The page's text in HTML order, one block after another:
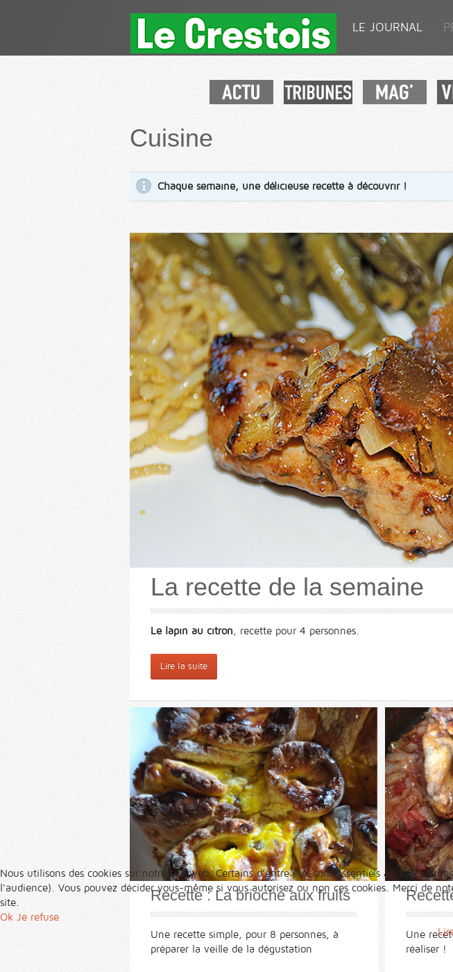
LE JOURNAL
Cuisine
Chaque semaine, une délicieuse recette à découvrir !
La recette de la semaine
Le lapin au citron , recette pour 4 personnes.
Lire la suite
Recette : La brioche aux fruits
Une recette simple, pour 8 personnes, à
préparer la veille de la dégustation
Une
réaliser !
Nous utilisons des cookies sur notre site web. Certains d’entre eux sont essentiels au
l'audience). Vous pouvez décider vous-même si vous autorisez ou non ces cookies. Merci de
site.
Ok Je refuse